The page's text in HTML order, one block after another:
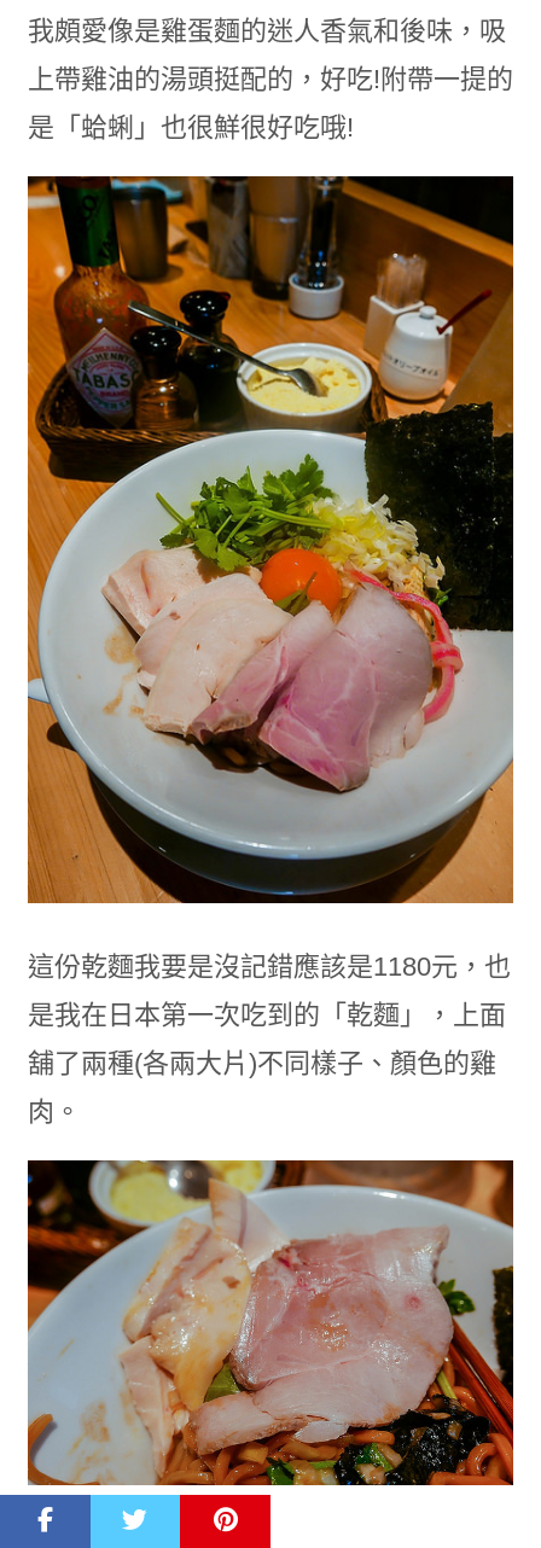
我頗愛像是雞蛋麵的迷人香氣和後味，吸
上帶雞油的湯頭挺配的，好吃!附帶一提的
是「蛤蜊」也很鮮很好吃哦!
這份乾麵我要是沒記錯應該是1180元，也
是我在日本第一次吃到的「乾麵」，上面
舖了兩種(各兩大片)不同樣子、顏色的雞
肉。